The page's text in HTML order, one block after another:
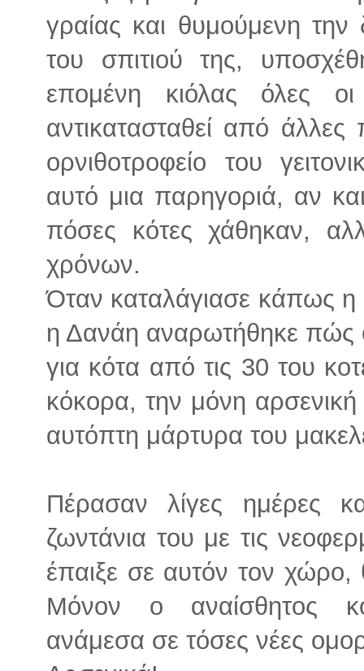
γραίας και θυμούμενη την
του σπιτιού της,
επομένη κιόλας όλες
αντικατασταθεί από
ορνιθοτροφείο του
αυτό μια παρηγοριά, αν
πόσες κότες χάθηκαν,
χρόνων.
Όταν καταλάγιασε κάπως
η Δανάη αναρωτήθηκε πώς
για κότα από τις 30 του
κόκορα, την μόνη
αυτόπτη μάρτυρα του
Πέρασαν λίγες ημέρες
ζωντάνια του με τις
έπαιξε σε αυτόν τον χώρο,
Μόνον ο αναίσθητος
ανάμεσα σε τόσες νέες